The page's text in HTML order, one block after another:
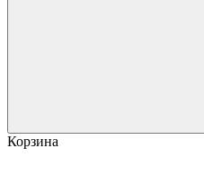
Корзина